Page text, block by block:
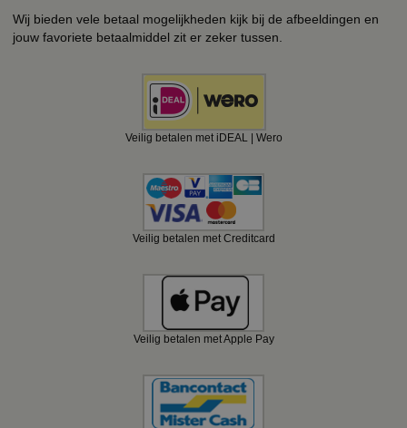
Wij bieden vele betaal mogelijkheden kijk bij de afbeeldingen en
jouw favoriete betaalmiddel zit er zeker tussen.
Veilig betalen met iDEAL | Wero
Veilig betalen met Creditcard
Veilig betalen met Apple Pay